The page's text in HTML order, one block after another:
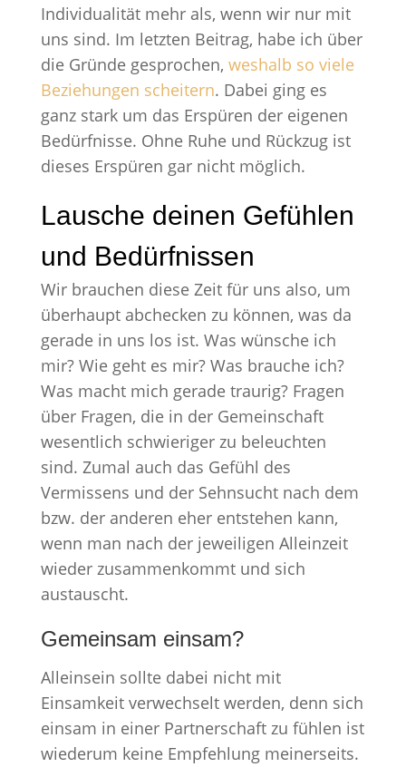
Individualität mehr als, wenn wir nur mit
uns sind. Im letzten Beitrag, habe ich über
die Gründe gesprochen, weshalb so viele
Beziehungen scheitern. Dabei ging es
ganz stark um das Erspüren der eigenen
Bedürfnisse. Ohne Ruhe und Rückzug ist
dieses Erspüren gar nicht möglich.
Lausche deinen Gefühlen
und Bedürfnissen
Wir brauchen diese Zeit für uns also, um
überhaupt abchecken zu können, was da
gerade in uns los ist. Was wünsche ich
mir? Wie geht es mir? Was brauche ich?
Was macht mich gerade traurig? Fragen
über Fragen, die in der Gemeinschaft
wesentlich schwieriger zu beleuchten
sind. Zumal auch das Gefühl des
Vermissens und der Sehnsucht nach dem
bzw. der anderen eher entstehen kann,
wenn man nach der jeweiligen Alleinzeit
wieder zusammenkommt und sich
austauscht.
Gemeinsam einsam?
Alleinsein sollte dabei nicht mit
Einsamkeit verwechselt werden, denn sich
einsam in einer Partnerschaft zu fühlen ist
wiederum keine Empfehlung meinerseits.